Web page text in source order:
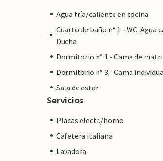
Agua fría/caliente en cocina
Cuarto de baño n° 1 - WC. Agua
Ducha
Dormitorio n° 1 - Cama de
Dormitorio n° 3 - Cama
Sala de estar
Servicios
Placas electr./horno
Cafetera italiana
Lavadora